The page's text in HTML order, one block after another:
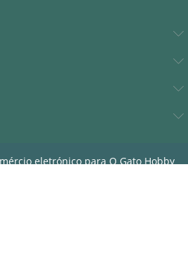
eletrónico para O Gato Hobby